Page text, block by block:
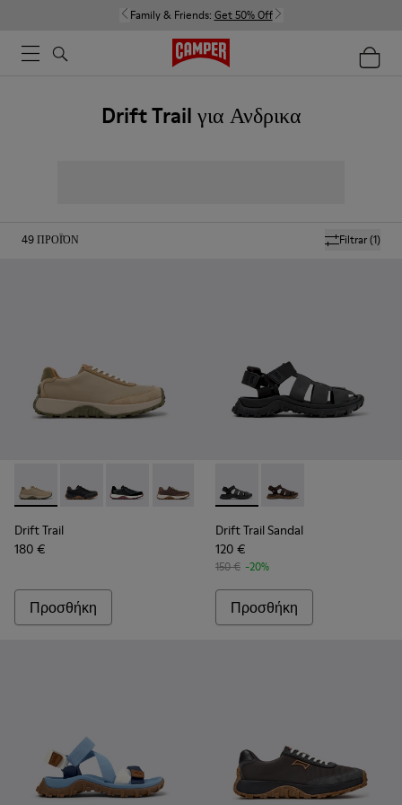
Family & Friends: Get 50% Off
Drift Trail για Ανδρικα
Filtrar(1)
49ΠΡΟΪΌΝ
Drift Trail - K100928-026 - Πολύχρωμα δερμάτινα και
Drift Trail - K100928-025 - Μαύρα αθλητικά
Drift Trail - K100928-021 - Πολύχρωμα
Drift Trail - K100928-020 - Καφέ
Drift Trail - K100928-015 -
Drift Trail - K100928-001
Drift Trail
180 €
Προσθήκη
Drift Trail Sandal - K101090-
Drift Trail Sandal -
Drift Trail Sandal
120 €
150 € -20%
Προσθήκη